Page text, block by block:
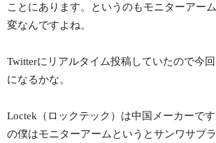
ことにあります。というのもモニターアー
変なんですよね。
Twitterにリアルタイム投稿していたので今
になるかな。
Loctek（ロックテック）は中国メーカーで
の僕はモニターアームというとサンワサプ